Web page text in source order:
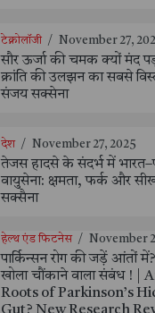
टेक्नोलॉजी / November 27,
सौर ऊर्जा की चमक क्यों मंद
क्रांति की उलझन का सबसे
संजय सक्सेना
देश / November 27, 2025
तेजस हादसे के संदर्भ में
वायुसेना: क्षमता, फर्क और
सक्सैना
हेल्थ एंड फिटनेस / November
पार्किन्सन रोग की जड़ें आंतों
खोला चौंकाने वाला संबंध ! |
Roots of Parkinson’s